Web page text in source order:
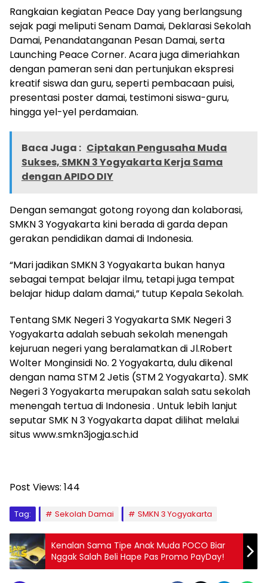
Rangkaian kegiatan Peace Day yang berlangsung
sejak pagi meliputi Senam Damai, Deklarasi Sekolah
Damai, Penandatanganan Pesan Damai, serta
Launching Peace Corner. Acara juga dimeriahkan
dengan pameran seni dan pertunjukan ekspresi
kreatif siswa dan guru, seperti pembacaan puisi,
presentasi poster damai, testimoni siswa-guru,
hingga yel-yel perdamaian.
Baca Juga : Ciptakan Pengusaha Muda
Sukses, SMKN 3 Yogyakarta Kerja Sama
dengan APIDO DIY
Dengan semangat gotong royong dan kolaborasi,
SMKN 3 Yogyakarta kini berada di garda depan
gerakan pendidikan damai di Indonesia.
“Mari jadikan SMKN 3 Yogyakarta bukan hanya
sebagai tempat belajar ilmu, tetapi juga tempat
belajar hidup dalam damai,” tutup Kepala Sekolah.
Tentang SMK Negeri 3 Yogyakarta SMK Negeri 3
Yogyakarta adalah sebuah sekolah menengah
kejuruan negeri yang beralamatkan di Jl.Robert
Wolter Monginsidi No. 2 Yogyakarta, dulu dikenal
dengan nama STM 2 Jetis (STM 2 Yogyakarta). SMK
Negeri 3 Yogyakarta merupakan salah satu sekolah
menengah tertua di Indonesia . Untuk lebih lanjut
seputar SMK N 3 Yogyakarta dapat dilihat melalui
situs www.smkn3jogja.sch.id
Post Views: 144
Tag: Sekolah Damai SMKN 3 Yogyakarta
Kenalan Sama Tipe Anak Muda POCO Biar
Nggak Salah Beli Hape Pas Promo PayDay!